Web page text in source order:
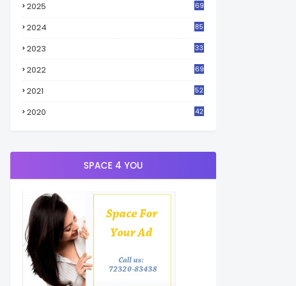
2025 69
2024 85
2023
33
2022 69
2021
52
2020
42
SPACE 4 YOU